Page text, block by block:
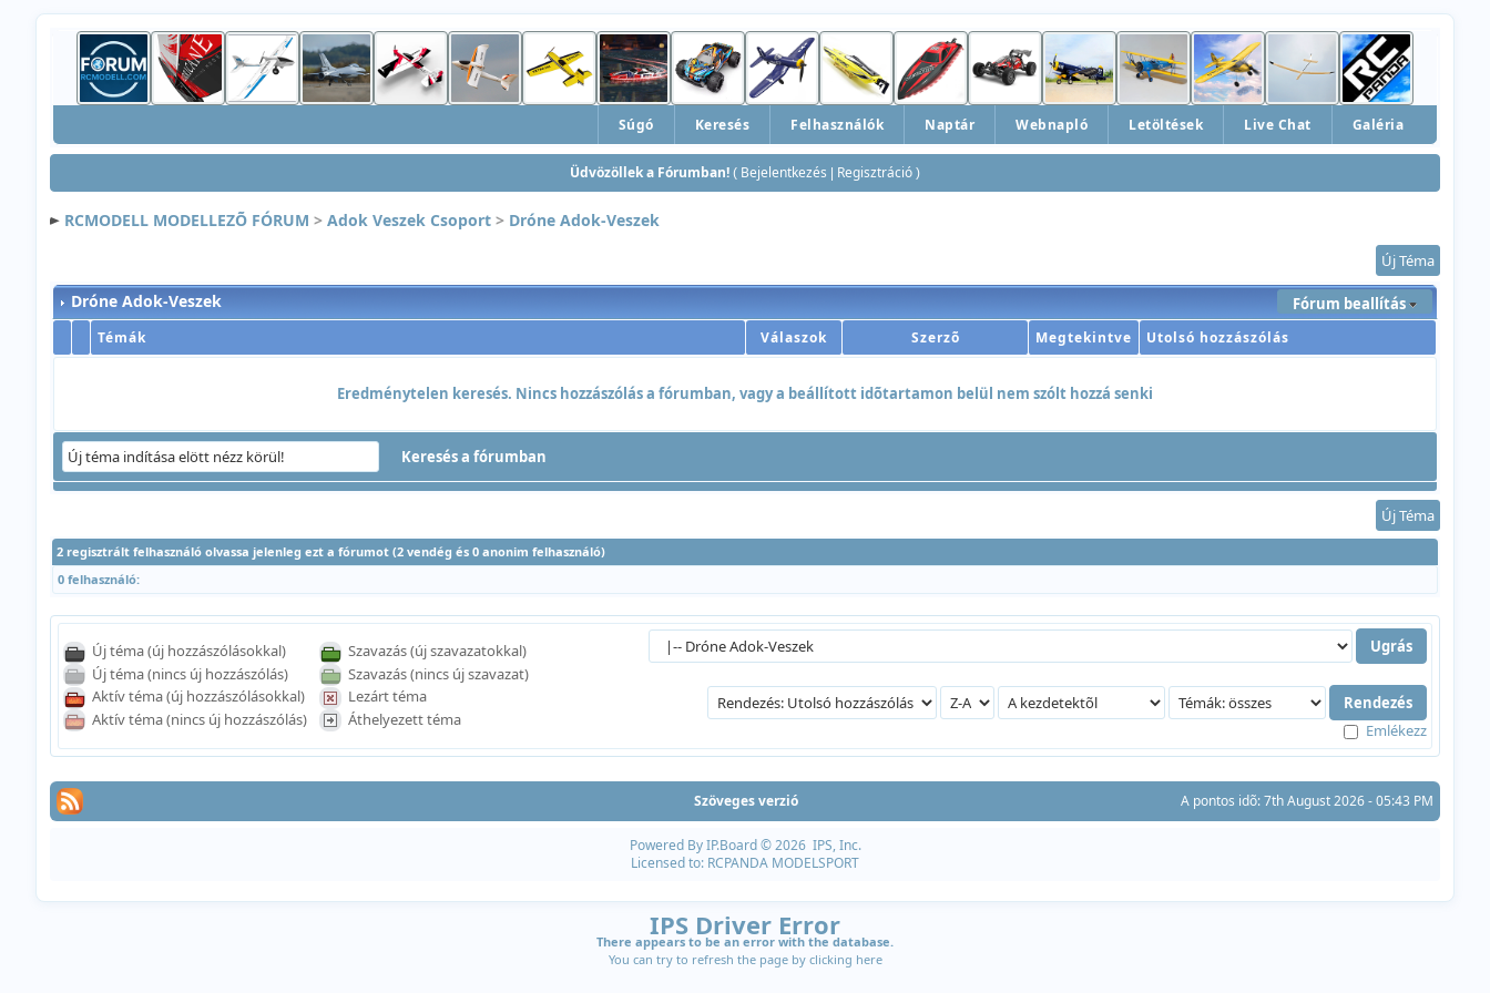
Súgó Keresés Felhasználók Naptár Webnapló Letöltések Live Chat Galéria
Üdvözöllek a Fórumban! ( Bejelentkezés Regisztráció )
RCMODELL MODELLEZÕ FÓRUM > Adok Veszek Csoport > Dróne Adok-Veszek
Új Téma
Dróne Adok-Veszek Fórum beallítás
Témák Válaszok Szerzõ Megtekintve Utolsó hozzászólás
Eredménytelen keresés. Nincs hozzászólás a fórumban, vagy a beállított idõtartamon belül nem szólt hozzá senki
Új Téma
2 regisztrált felhasználó olvassa jelenleg ezt a fórumot (2 vendég és 0 anonim felhasználó)
0 felhasználó:
Új téma (új hozzászólásokkal)
Új téma (nincs új hozzászólás)
Aktív téma (új hozzászólásokkal)
Aktív téma (nincs új hozzászólás)
Szavazás (új szavazatokkal)
Szavazás (nincs új szavazat)
Lezárt téma
Áthelyezett téma
Emlékezz
Szöveges verzió A pontos idõ: 7th August 2026 - 05:43 PM
Powered ByIP.Board© 2026 IPS, Inc.
Licensed to: RCPANDA MODELSPORT
IPS Driver Error
There appears to be an error with the database.
You can try to refresh the page by clicking here